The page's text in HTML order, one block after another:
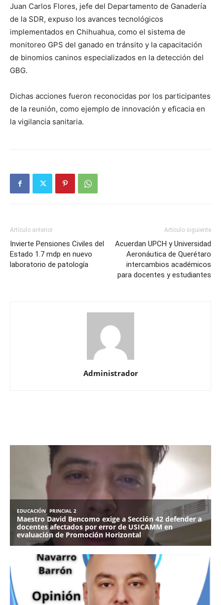
Juan Carlos Flores, jefe del Departamento de Ganadería
de la SDR, expuso los avances tecnológicos
implementados en Chihuahua, como el sistema de
monitoreo GPS del ganado en tránsito y la capacitación
de binomios caninos especializados en la detección del
GBG.
Dichas acciones fueron reconocidas por los participantes
de la reunión, como ejemplo de innovación y eficacia en
la vigilancia sanitaria.
Artículo anterior
Invierte Pensiones Civiles del
Estado 1.7 mdp en nuevo
laboratorio de patología
Artículo siguiente
Acuerdan UPCH y Universidad
Aeronáutica de Querétaro
intercambios académicos
para docentes y estudiantes
Administrador